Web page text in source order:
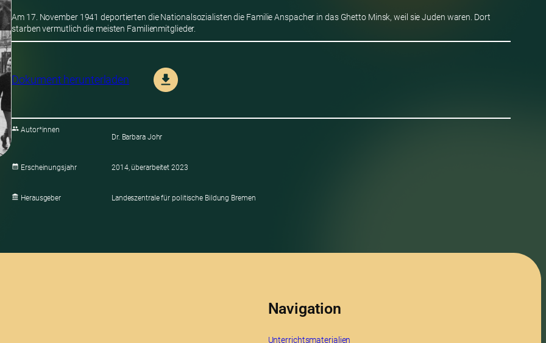
Am 17. November 1941 deportierten die Nationalsozialisten die Familie Anspacher in das Ghetto Minsk, weil sie Juden waren. Dort
starben vermutlich die meisten Familienmitglieder.
Dokument herunterladen
Autor*innen
Dr. Barbara Johr
Erscheinungsjahr 2014, überarbeitet 2023
Herausgeber Landeszentrale für politische Bildung Bremen
Navigation
Unterrichtsmaterialien